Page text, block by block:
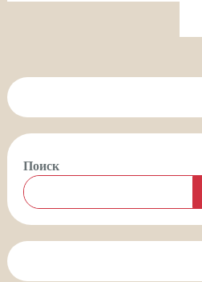
Поиск